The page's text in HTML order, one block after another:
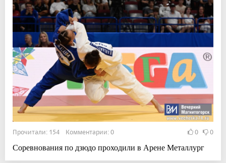
Прочитали: 154 Комментарии: 0 0 0
Соревнования по дзюдо проходили в Арене Металлург